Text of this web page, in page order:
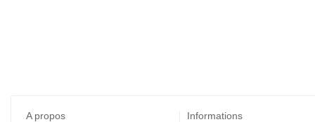
A propos Informations